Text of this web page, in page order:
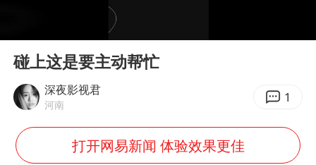
韩军前线部队连曝丑闻
Play
碰上这是要主动帮忙
深夜影视君
河南 1
打开网易新闻 体验效果更佳